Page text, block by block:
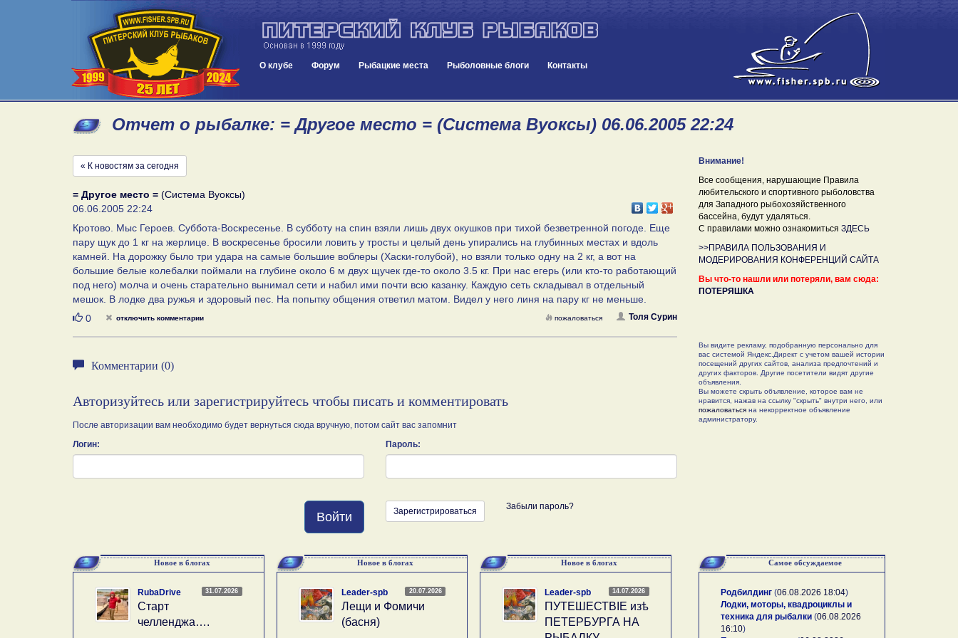
О клубе Форум Рыбацкие места Рыболовные блоги Контакты
Отчет о рыбалке: = Другое место = (Система Вуоксы) 06.06.2005 22:24
« К новостям за сегодня
= Другое место = (Система Вуоксы)
06.06.2005 22:24
Кротово. Мыс Героев. Суббота-Воскресенье. В субботу на спин взяли лишь двух окушков при тихой безветренной погоде. Еще
пару щук до 1 кг на жерлице. В воскресенье бросили ловить у тросты и целый день упирались на глубинных местах и вдоль
камней. На дорожку было три удара на самые большие воблеры (Хаски-голубой), но взяли только одну на 2 кг, а вот на
большие белые колебалки поймали на глубине около 6 м двух щучек где-то около 3.5 кг. При нас егерь (или кто-то работающий
под него) молча и очень старательно вынимал сети и набил ими почти всю казанку. Каждую сеть складывал в отдельный
мешок. В лодке два ружья и здоровый пес. На попытку общения ответил матом. Видел у него линя на пару кг не меньше.
Нравится
0 отключить комментарии Толя Сурин
пожаловаться
Комментарии (0)
Авторизуйтесь или зарегистрируйтесь чтобы писать и комментировать
После авторизации вам необходимо будет вернуться сюда вручную, потом сайт вас запомнит
Логин:
Пароль:
Войти Зарегистрироваться Забыли пароль?
Внимание!
Все сообщения, нарушающие Правила
любительского и спортивного рыболовства
для Западного рыбохозяйственного
бассейна, будут удаляться.
С правилами можно ознакомиться ЗДЕСЬ
>>ПРАВИЛА ПОЛЬЗОВАНИЯ И
МОДЕРИРОВАНИЯ КОНФЕРЕНЦИЙ САЙТА
Вы что-то нашли или потеряли, вам сюда:
ПОТЕРЯШКА
Вы видите рекламу, подобранную персонально для
вас системой Яндекс.Директ с учетом вашей истории
посещений других сайтов, анализа предпочтений и
других факторов. Другие посетители видят другие
объявления.
Вы можете скрыть объявление, которое вам не
нравится, нажав на ссылку "скрыть" внутри него, или
пожаловатьсяна некорректное объявление
администратору.
Новое в блогах
31.07.2026
RubaDrive
Старт
челленджа….
Новое в блогах
20.07.2026
Leader-spb
Лещи и Фомичи
(басня)
Новое в блогах
14.07.2026
Leader-spb
ПУТЕШЕСТВIE изѣ
ПЕТЕРБУРГА НА
Самое обсуждаемое
Родбилдинг(06.08.2026 18:04)
Лодки, моторы, квадроциклы и
техника для рыбалки(06.08.2026
16:10)